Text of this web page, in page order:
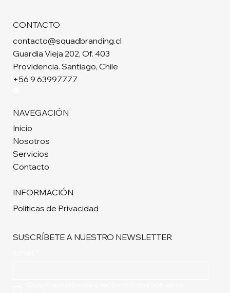
CONTACTO
contacto@squadbranding.cl
Guardia Vieja 202, Of. 403
Providencia. Santiago, Chile
+56 9 63997777
NAVEGACIÓN
Inicio
Nosotros
Servicios
Contacto
INFORMACIÓN
Politicas de Privacidad
SUSCRÍBETE A NUESTRO NEWSLETTER